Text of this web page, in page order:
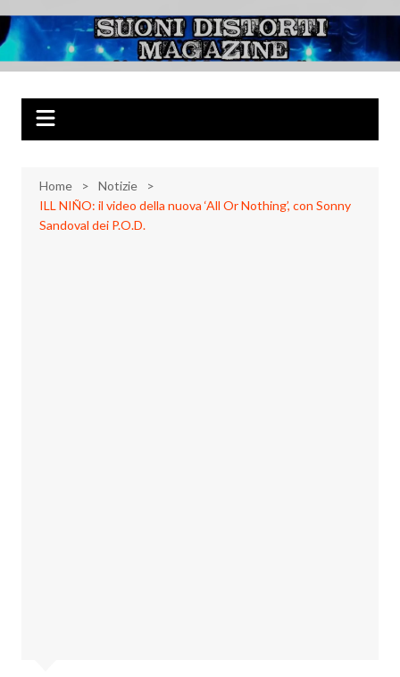
al
contenuto
Suoni Distorti
Magazine
Musica Rock, Metal, Punk e varie sonorità alternative
Home
Notizie
ILL NIÑO: il video della nuova ‘All Or Nothing’, con Sonny
Sandoval dei P.O.D.